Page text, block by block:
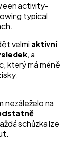
activity-
typical
velmi aktivní
, a
který má méně
nezáleželo na
schůzka lze